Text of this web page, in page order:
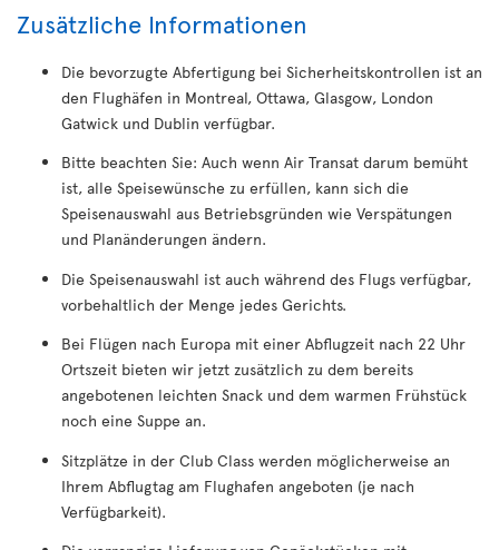
Zusätzliche Informationen
Die bevorzugte Abfertigung bei Sicherheitskontrollen ist an
den Flughäfen in Montreal, Ottawa, Glasgow, London
Gatwick und Dublin verfügbar.
Bitte beachten Sie: Auch wenn Air Transat darum bemüht
ist, alle Speisewünsche zu erfüllen, kann sich die
Speisenauswahl aus Betriebsgründen wie Verspätungen
und Planänderungen ändern.
Die Speisenauswahl ist auch während des Flugs verfügbar,
vorbehaltlich der Menge jedes Gerichts.
Bei Flügen nach Europa mit einer Abflugzeit nach 22 Uhr
Ortszeit bieten wir jetzt zusätzlich zu dem bereits
angebotenen leichten Snack und dem warmen Frühstück
noch eine Suppe an.
Sitzplätze in der Club Class werden möglicherweise an
Ihrem Abflugtag am Flughafen angeboten (je nach
Verfügbarkeit).